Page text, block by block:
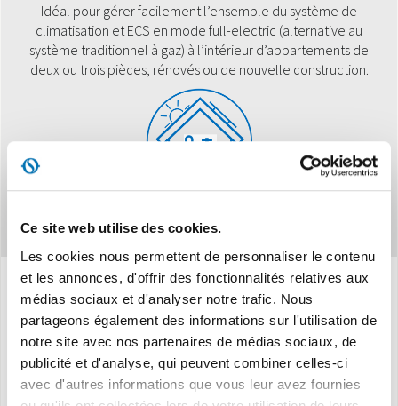
Ce site web utilise des cookies.
Les cookies nous permettent de personnaliser le contenu
et les annonces, d'offrir des fonctionnalités relatives aux
médias sociaux et d'analyser notre trafic. Nous
partageons également des informations sur l'utilisation de
notre site avec nos partenaires de médias sociaux, de
publicité et d'analyse, qui peuvent combiner celles-ci
avec d'autres informations que vous leur avez fournies
Idéal pour gérer facilement l’ensemble du système de
climatisation et ECS en mode full-electric (alternative au
système traditionnel à gaz) à l’intérieur d’appartements de
deux ou trois pièces, rénovés ou de nouvelle construction.
Caracteristiques
• Affichage numérique externe à l'unité intérieure.